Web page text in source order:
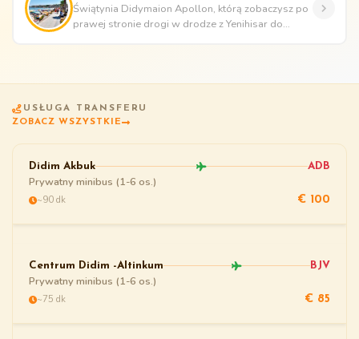
Świątynia Didymaion Apollon, którą zobaczysz po
prawej stronie drogi w drodze z Yenihisar do
USŁUGA TRANSFERU
ZOBACZ WSZYSTKIE
Didim Akbuk ADB
Prywatny minibus (1-6 os.)
~90 dk € 100
Centrum Didim -Altinkum BJV
Prywatny minibus (1-6 os.)
~75 dk € 85